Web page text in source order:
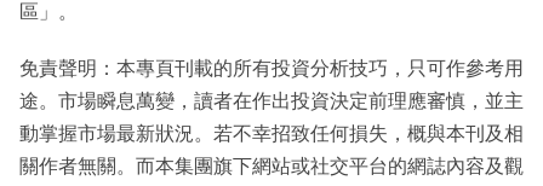
區」。
免責聲明：本專頁刊載的所有投資分析技巧，只可作參考用
途。市場瞬息萬變，讀者在作出投資決定前理應審慎，並主
動掌握市場最新狀況。若不幸招致任何損失，概與本刊及相
關作者無關。而本集團旗下網站或社交平台的網誌內容及觀